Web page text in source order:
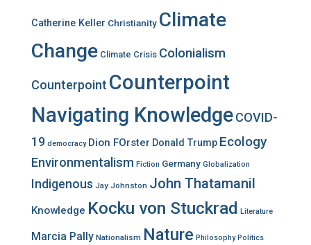
Catherine Keller Christianity Climate
Change Climate Crisis Colonialism
Counterpoint Counterpoint
Navigating KnowledgeCOVID-
19 democracy Dion FOrster Donald Trump Ecology
Environmentalism Fiction Germany Globalization
Indigenous Jay Johnston John Thatamanil
Knowledge Kocku von Stuckrad Literature
Marcia Pally Nationalism Nature Philosophy Politics